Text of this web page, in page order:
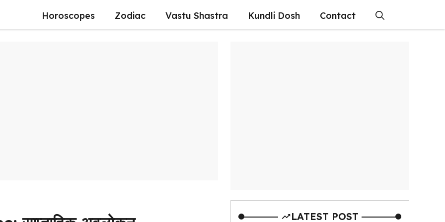
Horoscopes Zodiac Vastu Shastra Kundli Dosh Contact
LATEST POST